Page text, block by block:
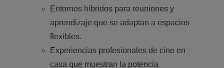
Entornos híbridos para reuniones y
aprendizaje que se adaptan a espacios
flexibles.
Experiencias profesionales de cine en
casa que muestran la potencia